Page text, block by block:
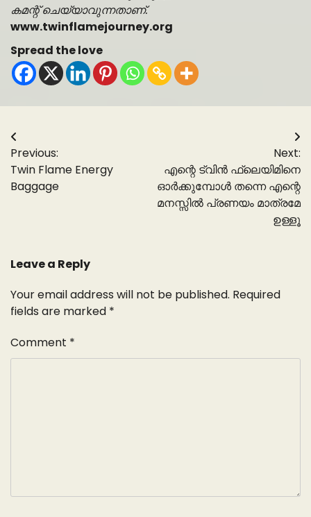
കമന്റ് ചെയ്യാവുന്നതാണ്.
www.twinflamejourney.org
Spread the love
Post
navigation
Previous:
Twin Flame Energy
Baggage
Next:
എന്റെ ട്വിൻ ഫ്ലെയിമിനെ
ഓർക്കുമ്പോൾ തന്നെ എന്റെ
മനസ്സിൽ പ്രണയം മാത്രമേ
ഉള്ളൂ
Leave a Reply
Your email address will not be published. Required
fields are marked *
Comment *